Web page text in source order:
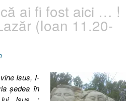
ai fi fost aici … !
(Ioan 11.20-
Isus, I-
şedea în